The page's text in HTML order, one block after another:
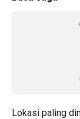
Lokasi paling